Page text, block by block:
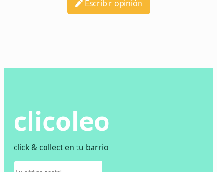
Escribir opinión
clicoleo
click & collect en tu barrio